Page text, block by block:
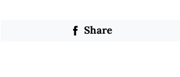
Share